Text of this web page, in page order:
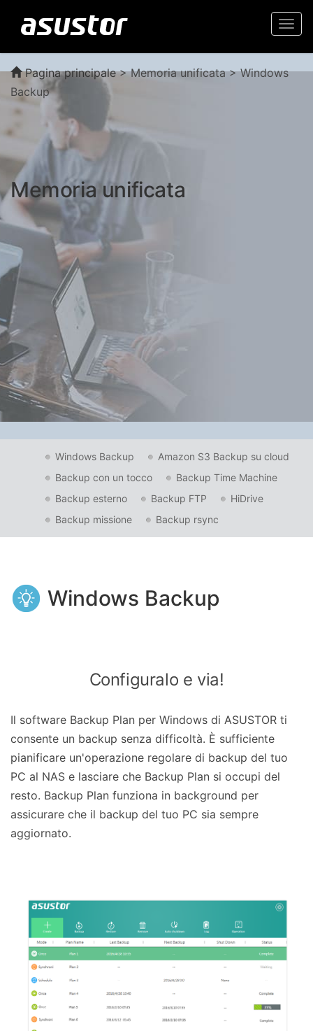
Pagina principale>Memoria unificata > Windows
Backup
Memoria unificata
Windows Backup
Amazon S3 Backup su cloud
Backup con un tocco
Backup Time Machine
Backup esterno
Backup FTP
HiDrive
Backup missione
Backup rsync
Windows Backup
Configuralo e via!
Il software Backup Plan per Windows di ASUSTOR ti
consente un backup senza difficoltà. È sufficiente
pianificare un'operazione regolare di backup del tuo
PC al NAS e lasciare che Backup Plan si occupi del
resto. Backup Plan funziona in background per
assicurare che il backup del tuo PC sia sempre
aggiornato.